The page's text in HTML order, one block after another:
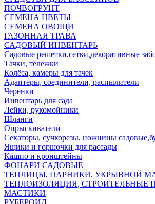
ПОЧВОГРУНТ
СЕМЕНА ЦВЕТЫ
СЕМЕНА ОВОЩИ
ГАЗОННАЯ ТРАВА
САДОВЫЙ ИНВЕНТАРЬ
Садовые решетки,сетки,декоративные
Тачки, тележки
Колёса, камеры для тачек
Адаптеры, соединители, распылители
Черенки
Инвентарь для сада
Лейки, рукомойники
Шланги
Опрыскиватели
Секаторы, сучкорезы, ножницы
Ящики и горшочки для рассады
Кашпо и кронштейны
ФОНАРИ САДОВЫЕ
ТЕПЛИЦЫ, ПАРНИКИ, УКРЫВНОЙ
ТЕПЛОИЗОЛЯЦИЯ, СТРОИТЕЛЬНЫЕ
МАСТИКИ
РУБЕРОИД